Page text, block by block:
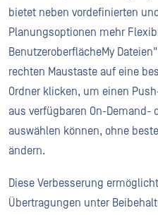
bietet neben vordefinierten
Planungsoptionen mehr
BenutzeroberflächeMy
rechten Maustaste auf eine
Ordner klicken, um einen
aus verfügbaren On-Demand-
auswählen können, ohne
ändern.
Diese Verbesserung
Übertragungen unter